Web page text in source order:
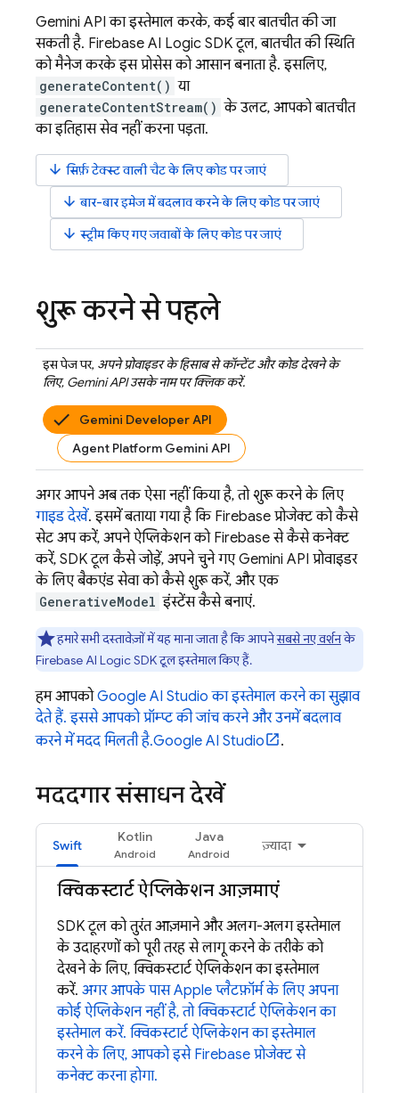
Gemini API का इस्तेमाल करके, कई बार बातचीत की जा
सकती है. Firebase AI Logic SDK टूल, बातचीत की स्थिति
को मैनेज करके इस प्रोसेस को आसान बनाता है. इसलिए,
generateContent() या
generateContentStream() के उलट, आपको बातचीत
का इतिहास सेव नहीं करना पड़ता.
arrow_downward सिर्फ़ टेक्स्ट वाली चैट के लिए कोड पर जाएं
arrow_downward बार-बार इमेज में बदलाव करने के लिए कोड पर जाएं
arrow_downward स्ट्रीम किए गए जवाबों के लिए कोड पर जाएं
शुरू करने से पहले
इस पेज पर, अपने प्रोवाइडर के हिसाब से कॉन्टेंट और कोड देखने के
लिए, Gemini APIउसके नाम पर क्लिक करें.
Gemini Developer API
Agent Platform Gemini API
अगर आपने अब तक ऐसा नहीं किया है, तो शुरू करने के लिए
गाइड देखें. इसमें बताया गया है कि Firebase प्रोजेक्ट को कैसे
सेट अप करें, अपने ऐप्लिकेशन को Firebase से कैसे कनेक्ट
करें, SDK टूल कैसे जोड़ें, अपने चुने गएGemini API प्रोवाइडर
के लिए बैकएंड सेवा को कैसे शुरू करें, और एक
GenerativeModel इंस्टेंस कैसे बनाएं.
हमारे सभी दस्तावेज़ों में यह माना जाता है कि आपनेसबसे नए वर्शनके
Firebase AI LogicSDK टूल इस्तेमाल किए हैं.
हम आपकोGoogle AI Studio का इस्तेमाल करने का सुझाव
देते हैं. इससे आपको प्रॉम्प्ट की जांच करने और उनमें बदलाव
करने में मदद मिलती है.Google AI Studio .
मददगार संसाधन देखें
Swift
Kotlin Java
ज़्यादा
क्विकस्टार्ट ऐप्लिकेशन आज़माएं
SDK टूल को तुरंत आज़माने और अलग-अलग इस्तेमाल
के उदाहरणों को पूरी तरह से लागू करने के तरीके को
देखने के लिए, क्विकस्टार्ट ऐप्लिकेशन का इस्तेमाल
करें. अगर आपके पास Apple प्लैटफ़ॉर्म के लिए अपना
कोई ऐप्लिकेशन नहीं है, तो क्विकस्टार्ट ऐप्लिकेशन का
इस्तेमाल करें. क्विकस्टार्ट ऐप्लिकेशन का इस्तेमाल
करने के लिए, आपको इसे Firebase प्रोजेक्ट से
कनेक्ट करना होगा.